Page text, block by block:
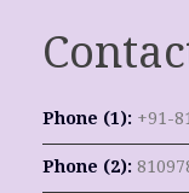
Phone (1): +91-
Phone (2):